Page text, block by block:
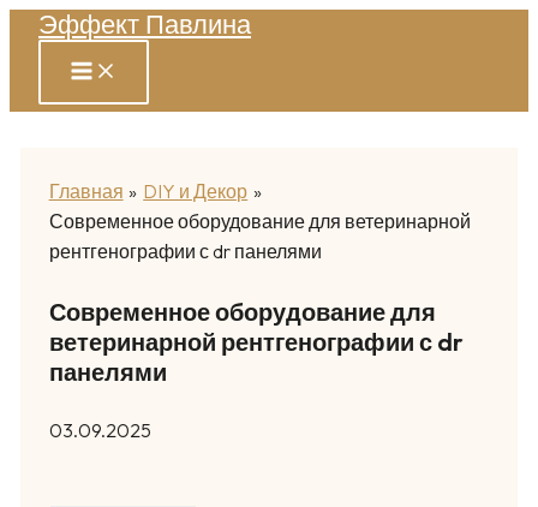
Перейти
содержимому
Эффект Павлина
Главная
DIY и Декор
Современное оборудование для ветеринарной
рентгенографии с dr панелями
Современное оборудование для
ветеринарной рентгенографии с dr
панелями
03.09.2025